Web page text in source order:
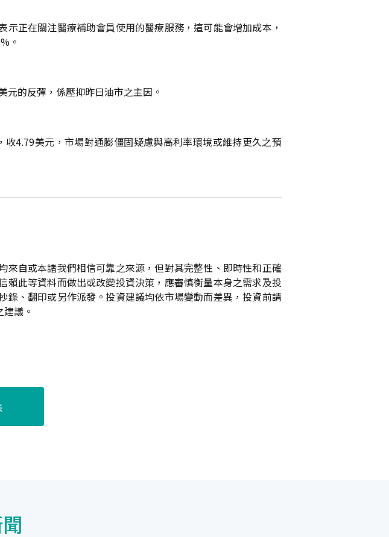
正在關注醫療補助會員使用的醫療服務，這可能會增加成本，
。
的反彈，係壓抑昨日油市之主因。
4.79美元，市場對通膨僵固疑慮與高利率環境或維持更久之預
自或本諸我們相信可靠之來源，但對其完整性、即時性和正確
此等資料而做出或改變投資決策，應審慎衡量本身之需求及投
、翻印或另作派發。投資建議均依市場變動而差異，投資前請
議。